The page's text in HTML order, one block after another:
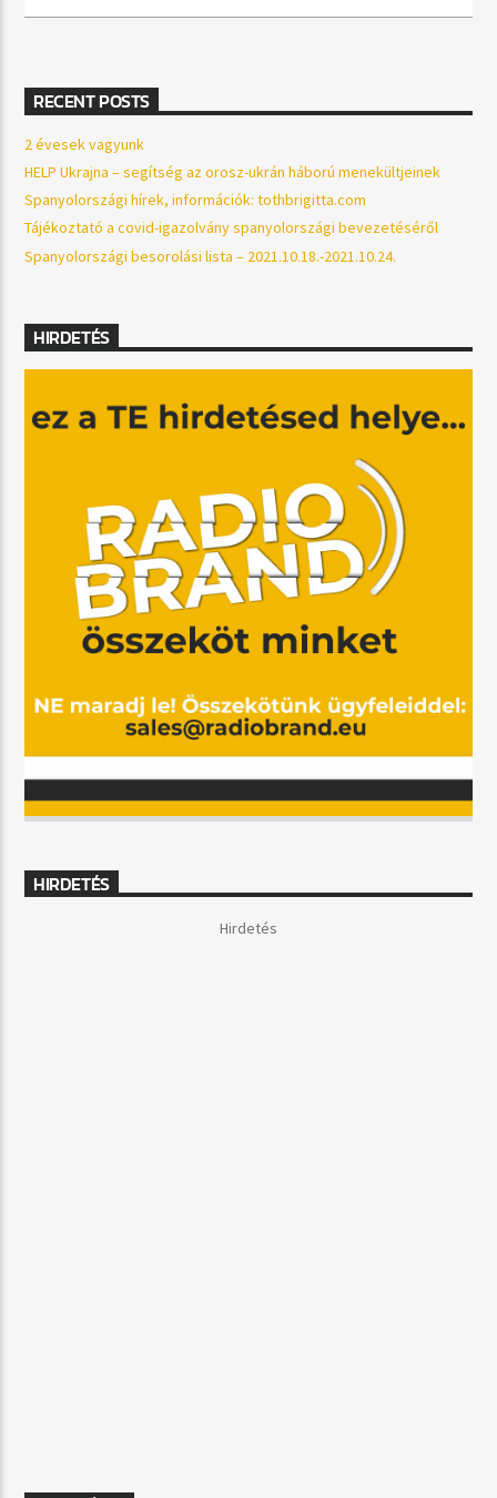
RECENT POSTS
2 évesek vagyunk
HELP Ukrajna – segítség az orosz-ukrán háború menekültjeinek
Spanyolországi hírek, információk: tothbrigitta.com
Tájékoztató a covid-igazolvány spanyolországi bevezetéséről
Spanyolországi besorolási lista – 2021.10.18.-2021.10.24.
HIRDETÉS
HIRDETÉS
Hirdetés